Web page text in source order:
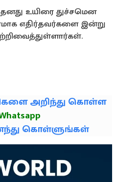
தனது உயிரை துச்சமென
எதிர்தவர்களை இன்று
அறிந்து கொள்ள
கொள்ளுங்கள்